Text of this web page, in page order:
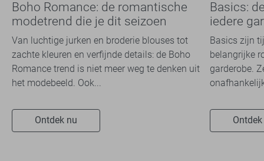
Boho Romance: de romantische
modetrend die je dit seizoen
overal ziet
Van luchtige jurken en broderie blouses tot
zachte kleuren en verfijnde details: de Boho
Romance trend is niet meer weg te denken uit
het modebeeld. Ook...
Ontdek nu
Basics:
iedere
Basics zijn
belangrijke
garderobe.